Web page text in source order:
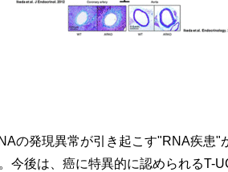
の発現異常が引き起こす"RNA疾患
今後は、癌に特異的に認められるT-